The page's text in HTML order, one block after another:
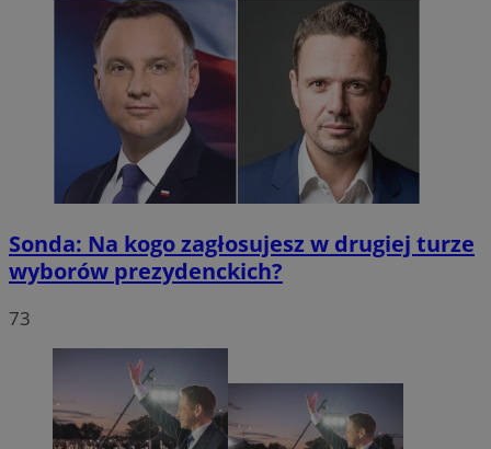
Sonda: Na kogo zagłosujesz w drugiej turze
wyborów prezydenckich?
73